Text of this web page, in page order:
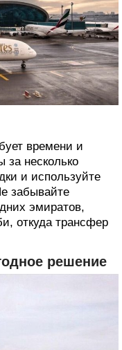
времени и
за несколько
и используйте
забывайте
эмиратов,
откуда трансфер
решение